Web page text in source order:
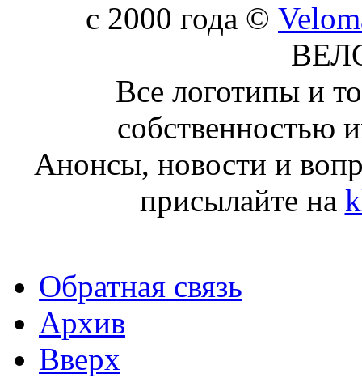
c 2000 года ©
Все логотипы и
собственностью
Анонсы, новости и
присылайте на
Обратная связь
Архив
Вверх